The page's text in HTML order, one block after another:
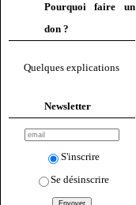
Pourquoi faire un
don ?
Quelques explications
Newsletter
S'inscrire
Se désinscrire